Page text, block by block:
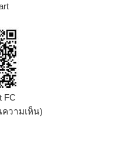
FC
วามเห็น)